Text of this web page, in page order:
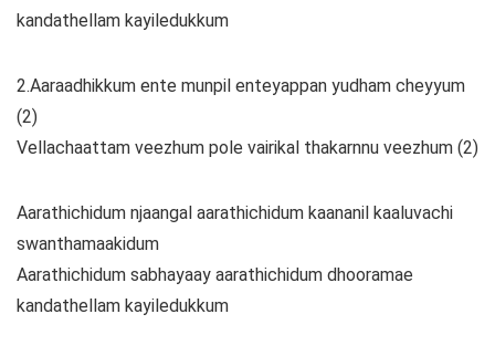
kandathellam kayiledukkum
2.Aaraadhikkum ente munpil enteyappan yudham cheyyum
(2)
Vellachaattam veezhum pole vairikal thakarnnu veezhum (2)
Aarathichidum njaangal aarathichidum kaananil kaaluvachi
swanthamaakidum
Aarathichidum sabhayaay aarathichidum dhooramae
kandathellam kayiledukkum